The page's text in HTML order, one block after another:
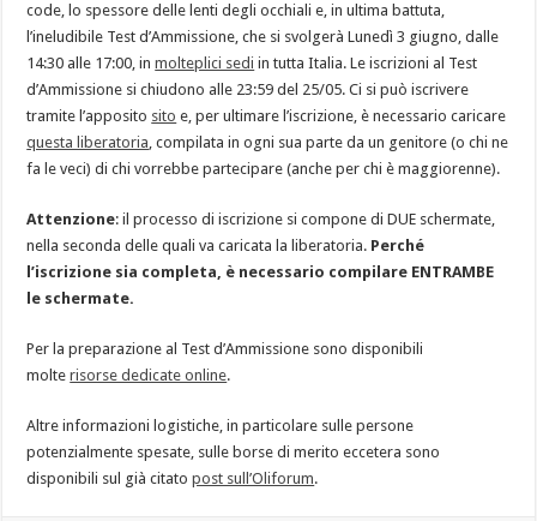
code, lo spessore delle lenti degli occhiali e, in ultima battuta,
l’ineludibile Test d’Ammissione, che si svolgerà Lunedì 3 giugno, dalle
14:30 alle 17:00, inmolteplici sedi in tutta Italia. Le iscrizioni al Test
d’Ammissione si chiudono alle 23:59 del 25/05. Ci si può iscrivere
tramite l’apposito sito e, per ultimare l’iscrizione, è necessario caricare
questa liberatoria, compilata in ogni sua parte da un genitore (o chi ne
fa le veci) di chi vorrebbe partecipare (anche per chi è maggiorenne).
Attenzione: il processo di iscrizione si compone di DUE schermate,
nella seconda delle quali va caricata la liberatoria. Perché
l’iscrizione sia completa, è necessario compilare ENTRAMBE
le schermate.
Per la preparazione al Test d’Ammissione sono disponibili
molterisorse dedicate online.
Altre informazioni logistiche, in particolare sulle persone
potenzialmente spesate, sulle borse di merito eccetera sono
disponibili sul già citatopost sull’Oliforum.